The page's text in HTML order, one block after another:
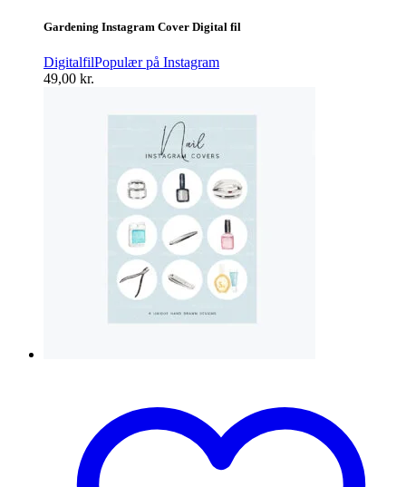
Gardening Instagram Cover Digital fil
DigitalfilPopulær på Instagram
49,00 kr.